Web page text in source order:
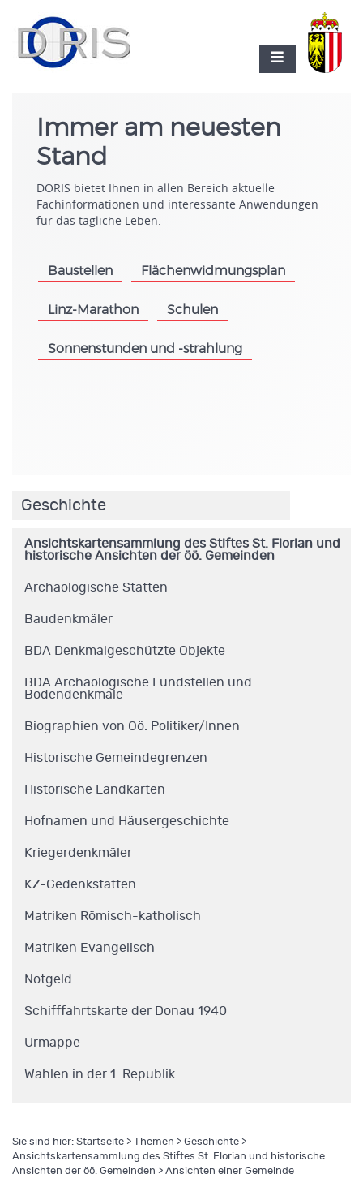
Immer am neuesten
Stand
DORIS bietet Ihnen in allen Bereich aktuelle
Fachinformationen und interessante Anwendungen
für das tägliche Leben.
Baustellen Flächenwidmungsplan
Linz-Marathon Schulen
Sonnenstunden und -strahlung
Geschichte
Ansichtskartensammlung des Stiftes St. Florian und
historische Ansichten der öö. Gemeinden
Archäologische Stätten
Baudenkmäler
BDA Denkmalgeschützte Objekte
BDA Archäologische Fundstellen und
Bodendenkmale
Biographien von Oö. Politiker/Innen
Historische Gemeindegrenzen
Historische Landkarten
Hofnamen und Häusergeschichte
Kriegerdenkmäler
KZ-Gedenkstätten
Matriken Römisch-katholisch
Matriken Evangelisch
Notgeld
Schifffahrtskarte der Donau 1940
Urmappe
Wahlen in der 1. Republik
Sie sind hier: Startseite > Themen > Geschichte >
Ansichtskartensammlung des Stiftes St. Florian und historische
Ansichten der öö. Gemeinden > Ansichten einer Gemeinde